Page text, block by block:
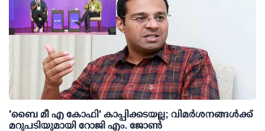
'ബൈ മീ എ കോഫി' കാപ്പിക്കടയല്ല; വിമര്‍ശനങ്ങള്‍ക്ക്
മറുപടിയുമായി റോജി എം. ജോണ്‍